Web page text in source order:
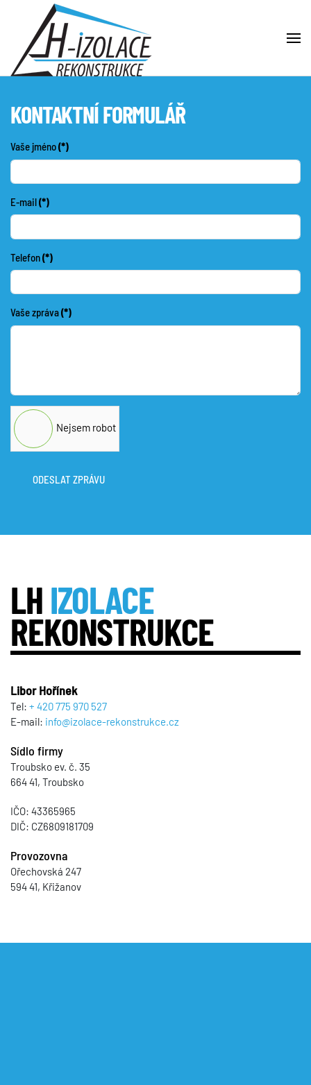
Skip to main content
KONTAKTNÍ FORMULÁŘ
Vaše jméno(*)
E-mail(*)
Telefon(*)
Vaše zpráva(*)
Nejsem robot
ODESLAT ZPRÁVU
LH IZOLACE
REKONSTRUKCE
Libor Hořínek
Tel: + 420 775 970 527
E-mail: info@izolace-rekonstrukce.cz
Sídlo firmy
Troubsko ev. č. 35
664 41, Troubsko
IČO: 43365965
DIČ: CZ6809181709
Provozovna
Ořechovská 247
594 41, Křižanov